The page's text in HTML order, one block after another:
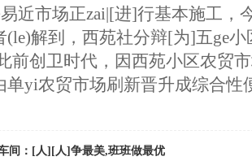
近市场正zai|[进]行基本施工，
解到，西苑社分辩[为]五ge小
前创卫时代，因西苑小区农贸
单yi农贸市场刷新晋升成综合性
间：[人][人]争最美,班班做最优